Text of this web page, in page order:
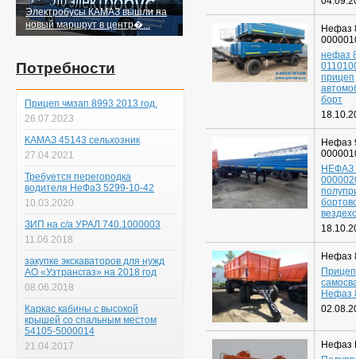
Электробусы КАМАЗ вышли на
новый маршрут в центр�...
Потребности
Прицеп чмзап 8993 2013 год.
26.07.2023
КАМАЗ 45143 сельхозник
27.04.2021
Требуется перегородка
водителя НеФаЗ 5299-10-42
10.03.2020
ЗИП на с/а УРАЛ 740.1000003
11.06.2018
закупке экскаваторов для нужд
АО «Узтрансгаз» на 2018 год
08.06.2018
Каркас кабины с высокой
крышей со спальным местом
54105-5000014
21.04.2017
Нефаз
нефаз
прицеп
борт
Нефаз
НЕФАЗ
Нефаз
Прицеп
Нефаз
Нефаз